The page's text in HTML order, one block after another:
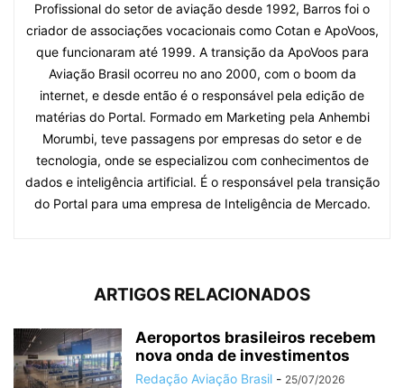
Profissional do setor de aviação desde 1992, Barros foi o
criador de associações vocacionais como Cotan e ApoVoos,
que funcionaram até 1999. A transição da ApoVoos para
Aviação Brasil ocorreu no ano 2000, com o boom da
internet, e desde então é o responsável pela edição de
matérias do Portal. Formado em Marketing pela Anhembi
Morumbi, teve passagens por empresas do setor e de
tecnologia, onde se especializou com conhecimentos de
dados e inteligência artificial. É o responsável pela transição
do Portal para uma empresa de Inteligência de Mercado.
ARTIGOS RELACIONADOS
Aeroportos brasileiros recebem
nova onda de investimentos
Redação Aviação Brasil - 25/07/2026